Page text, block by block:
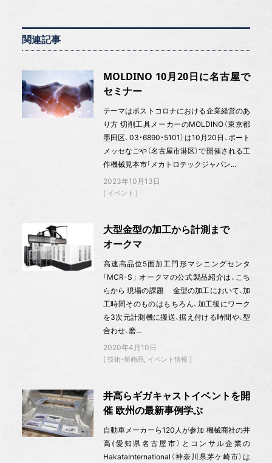
関連記事
MOLDINO 10月20日に名古屋で
セミナー
テーマはポストコロナにおける企業経営のあ
り方 切削工具メーカーのMOLDINO（東京都
墨田区、03・6890・5101）は10月20日、ポート
メッセなごや（名古屋市港区）で開催される工
作機械見本市「メカトロテックジャパン…
2023年10月13日
イベント
大型金型の加工から計測まで
オークマ
高速高品位5面加工門形マシニングセンタ
「MCR-S」 オークマの公式製品紹介は、こち
らから 現場の課題 金型の加工において、加
工時間そのものはもちろん、加工後にワーク
を3次元計測機に搬送、据え付ける時間や、型
合わせ、磨…
2020年4月10日
技術・新商品 イベント情報
井高らギガキャストイベントを開
催 欧州の最新事例学ぶ
自動車メーカーら120人が参加 機械商社の井
高(愛知県名古屋市）とコンサル企業の
HakataInternational（神奈川県茅ケ崎市）は